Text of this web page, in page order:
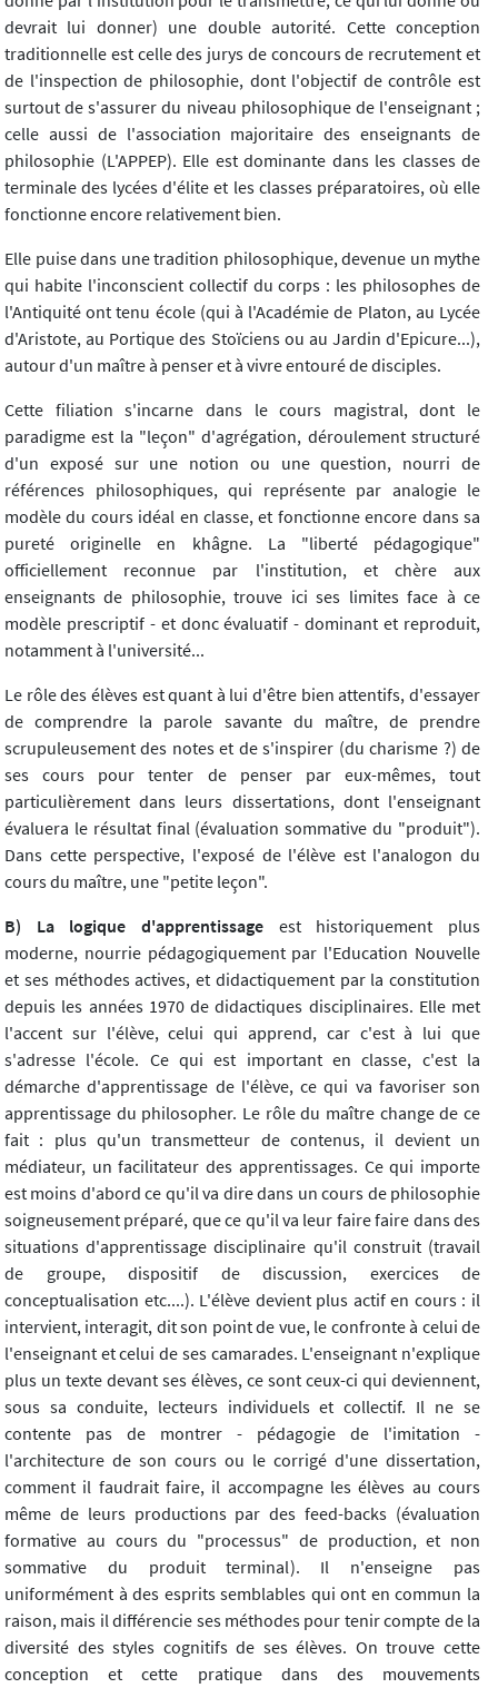
devrait lui donner) une double autorité. Cette conception
traditionnelle est celle des jurys de concours de recrutement et
de l'inspection de philosophie, dont l'objectif de contrôle est
surtout de s'assurer du niveau philosophique de l'enseignant ;
celle aussi de l'association majoritaire des enseignants de
philosophie (L'APPEP). Elle est dominante dans les classes de
terminale des lycées d'élite et les classes préparatoires, où elle
fonctionne encore relativement bien.
Elle puise dans une tradition philosophique, devenue un mythe
qui habite l'inconscient collectif du corps : les philosophes de
l'Antiquité ont tenu école (qui à l'Académie de Platon, au Lycée
d'Aristote, au Portique des Stoïciens ou au Jardin d'Epicure...),
autour d'un maître à penser et à vivre entouré de disciples.
Cette filiation s'incarne dans le cours magistral, dont le
paradigme est la "leçon" d'agrégation, déroulement structuré
d'un exposé sur une notion ou une question, nourri de
références philosophiques, qui représente par analogie le
modèle du cours idéal en classe, et fonctionne encore dans sa
pureté originelle en khâgne. La "liberté pédagogique"
officiellement reconnue par l'institution, et chère aux
enseignants de philosophie, trouve ici ses limites face à ce
modèle prescriptif - et donc évaluatif - dominant et reproduit,
notamment à l'université...
Le rôle des élèves est quant à lui d'être bien attentifs, d'essayer
de comprendre la parole savante du maître, de prendre
scrupuleusement des notes et de s'inspirer (du charisme ?) de
ses cours pour tenter de penser par eux-mêmes, tout
particulièrement dans leurs dissertations, dont l'enseignant
évaluera le résultat final (évaluation sommative du "produit").
Dans cette perspective, l'exposé de l'élève est l'analogon du
cours du maître, une "petite leçon".
B) La logique d'apprentissage est historiquement plus
moderne, nourrie pédagogiquement par l'Education Nouvelle
et ses méthodes actives, et didactiquement par la constitution
depuis les années 1970 de didactiques disciplinaires. Elle met
l'accent sur l'élève, celui qui apprend, car c'est à lui que
s'adresse l'école. Ce qui est important en classe, c'est la
démarche d'apprentissage de l'élève, ce qui va favoriser son
apprentissage du philosopher. Le rôle du maître change de ce
fait : plus qu'un transmetteur de contenus, il devient un
médiateur, un facilitateur des apprentissages. Ce qui importe
est moins d'abord ce qu'il va dire dans un cours de philosophie
soigneusement préparé, que ce qu'il va leur faire faire dans des
situations d'apprentissage disciplinaire qu'il construit (travail
de groupe, dispositif de discussion, exercices de
conceptualisation etc....). L'élève devient plus actif en cours : il
intervient, interagit, dit son point de vue, le confronte à celui de
l'enseignant et celui de ses camarades. L'enseignant n'explique
plus un texte devant ses élèves, ce sont ceux-ci qui deviennent,
sous sa conduite, lecteurs individuels et collectif. Il ne se
contente pas de montrer - pédagogie de l'imitation -
l'architecture de son cours ou le corrigé d'une dissertation,
comment il faudrait faire, il accompagne les élèves au cours
même de leurs productions par des feed-backs (évaluation
formative au cours du "processus" de production, et non
sommative du produit terminal). Il n'enseigne pas
uniformément à des esprits semblables qui ont en commun la
raison, mais il différencie ses méthodes pour tenir compte de la
diversité des styles cognitifs de ses élèves. On trouve cette
conception et cette pratique dans des mouvements